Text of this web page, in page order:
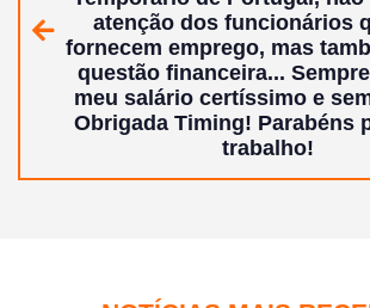
atenção dos funcionários
fornecem emprego, mas
questão financeira...
meu salário certíssimo e
Obrigada Timing! Parabéns
trabalho!
Anterior